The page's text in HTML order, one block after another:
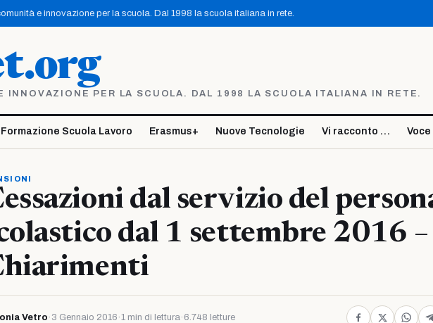
e innovazione per la scuola. Dal 1998 la scuola italiana in rete.
INNOVAZIONE PER LA SCUOLA. DAL 1998 LA SCUOLA ITALIANA IN RETE.
Formazione Scuola Lavoro Erasmus+ Nuove Tecnologie Vi racconto …
dal servizio del
dal 1 settembre 2016 –
Vetro · 3 Gennaio 2016 ·1 min di lettura· 6.748 letture